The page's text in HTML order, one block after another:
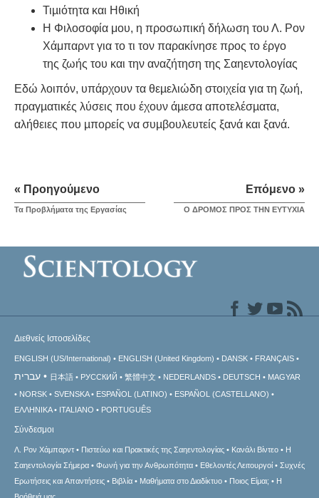
Τιµιότητα και Ηθική
Η Φιλοσοφία μου, η προσωπική δήλωση του Λ. Ρον
Χάμπαρντ για το τι τον παρακίνησε προς το έργο
της ζωής του και την αναζήτηση της Σαηεντολογίας
Εδώ λοιπόν, υπάρχουν τα θεµελιώδη στοιχεία για τη ζωή,
πραγµατικές λύσεις που έχουν άµεσα αποτελέσµατα,
αλήθειες που µπορείς να συµβουλευτείς ξανά και ξανά.
« Προηγούμενο
Τα Προβλήµατα της Εργασίας
Επόμενο »
Ο ΔΡΟΜΟΣ ΠΡΟΣ ΤΗΝ ΕΥΤΥΧΙΑ
Διεθνείς Ιστοσελίδες
ENGLISH (US/International) ENGLISH (United Kingdom) DANSK FRANÇAIS
עברית 日本語 РУССКИЙ 繁體中文 NEDERLANDS DEUTSCH
MAGYAR
NORSK
SVENSKA ESPAÑOL (LATINO)
ESPAÑOL (CASTELLANO)
ΕΛΛΗΝΙΚA
ITALIANO PORTUGUÊS
Σύνδεσμοι
Λ. Ρον Χάμπαρντ Πιστεύω και Πρακτικές της Σαηεντολογίας Κανάλι Βίντεο
Η
Σαηεντολογία Σήμερα
Φωνή για την Ανθρωπότητα Εθελοντές Λειτουργοί
Συχνές
Ερωτήσεις και Απαντήσεις
Βιβλία Μαθήματα στο Διαδίκτυο Ποιος Είμαι;
Η